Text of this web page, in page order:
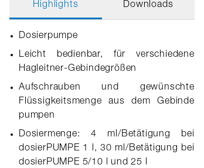
Highlights Downloads
Dosierpumpe
Leicht bedienbar, für verschiedene
Hagleitner-Gebindegrößen
Aufschrauben und gewünschte
Flüssigkeitsmenge aus dem Gebinde
pumpen
Dosiermenge: 4 ml/Betätigung bei
dosierPUMPE 1 l, 30 ml/Betätigung bei
dosierPUMPE 5/10 l und 25 l